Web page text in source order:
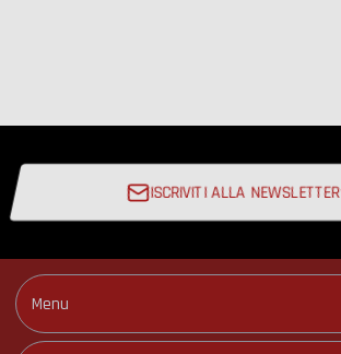
ISCRIVITI ALLA NEWSLETTER
Menu
Circuiti e Date